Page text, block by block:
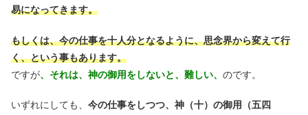
易になってきます。
もしくは、今の仕事を十人分となるように、思念界から変えて行
く、という事もあります。
ですが、それは、神の御用をしないと、難しい、 のです。
いずれにしても、 今の仕事をしつつ、神（十）の御用（五四